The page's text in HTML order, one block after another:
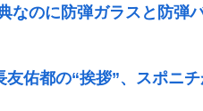
なのに防弾ガラスと防弾
友佑都の“挨拶”、スポニ